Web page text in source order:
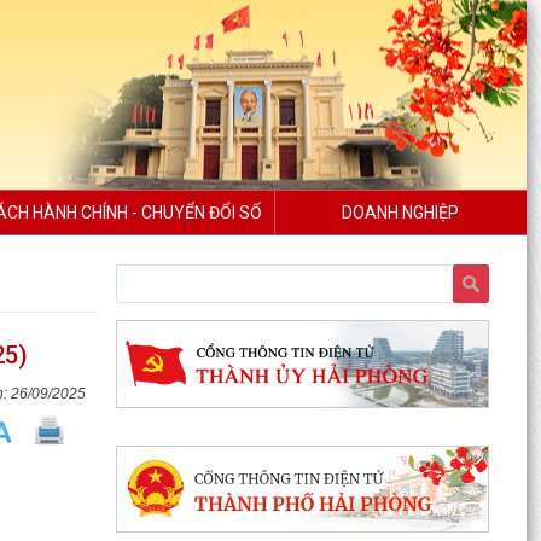
HÀNH CHÍNH - CHUYỂN ĐỔI SỐ DOANH NGHIỆP
26/09/2025
cập giáo dục mầm non cho trẻ em từ 03 đến 05
THÔNG BÁO TUYỂN CHỌN THỰC TẬP SINH NỮ
ĐI THỰC TẬP KỸ THUẬT TẠI NHẬT BẢN ĐỢT II
NĂM 2026
UBND XÃ AN HƯNG TỔ CHỨC HỘI NGHỊ ĐÁNH
GIÁ KẾT QUẢ THỰC HIỆN NHIỆM VỤ THÁNG 7,
TRIỂN KHAI NHIỆM VỤ...
UBND XÃ AN HƯNG TỔ CHỨC LỄ CHÀO CỜ
QUYẾT ĐỊNH 260/QĐ-UBND Về việc thành lập
Ban Chỉ đạo thực hiện các Chương trình mục
tiêu quốc gia...
Thông tin về chương trình thu hồi xe CB1000
Hornet (xe nhập khẩu) và xe Rebel 500 & CL500
(xe nhập...